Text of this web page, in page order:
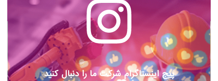
پیج اینستاگرام شرکت ما را دنبال کنید